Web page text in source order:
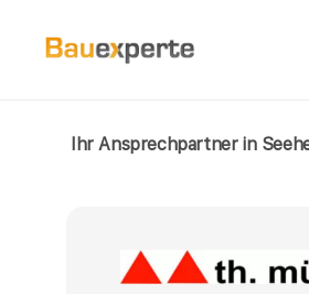
Ihr Ansprechpartner in